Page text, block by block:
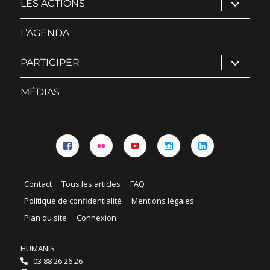
LES ACTIONS le
sous-
L’AGENDA
PARTICIPER ouvrir
le
sous-
MÉDIAS
Contact Tous les articles
FAQ
Politique de confidentialité
Mentions légales
Plan du site
Connexion
HUMANIS
03 88 26 26 26